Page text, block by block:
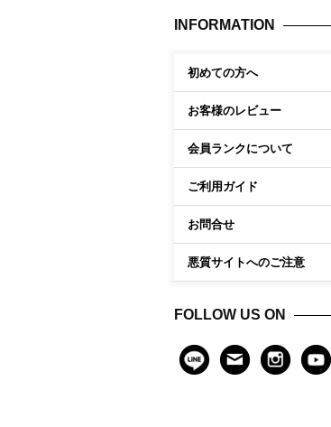
INFORMATION
初めての方へ
お客様のレビュー
会員ランクについて
ご利用ガイド
お問合せ
悪質サイトへのご注意
FOLLOW US ON